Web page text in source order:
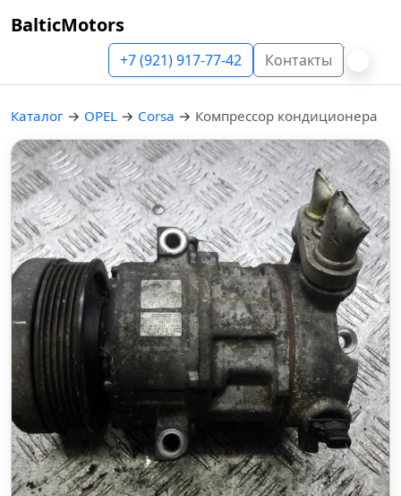
BalticMotors
+7 (921) 917-77-42 Контакты
Каталог → OPEL → Corsa → Компрессор кондиционера